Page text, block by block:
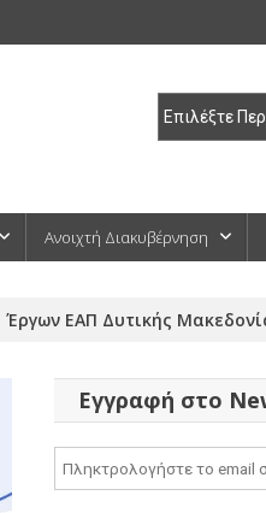
Ανοιχτή Διακυβέρνηση
ΕΑΠ Δυτικής
Εγγραφή στο